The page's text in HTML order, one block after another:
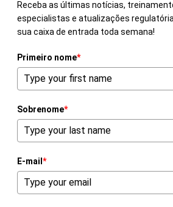
Receba as últimas notícias,
especialistas e atualizações
sua caixa de entrada toda semana!
Primeiro nome*
Sobrenome*
E-mail *